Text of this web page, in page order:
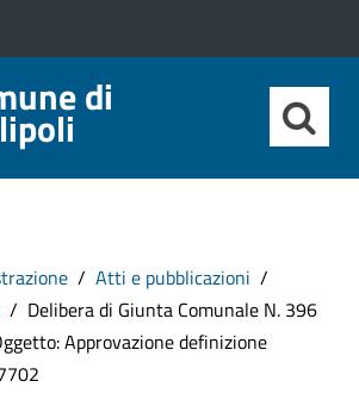
di
Atti e pubblicazioni
Delibera di Giunta Comunale N. 396
Approvazione definizione